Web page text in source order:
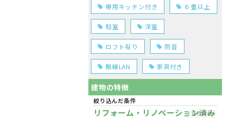
専用キッチン付き ６畳以上
和室 洋室
ロフト有り 防音
無線LAN 家具付き
建物の特徴
絞り込んだ条件
リフォーム・リノベーション済み
選択解除